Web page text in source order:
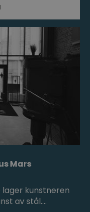
Mars
lager kunstneren
av stål.…